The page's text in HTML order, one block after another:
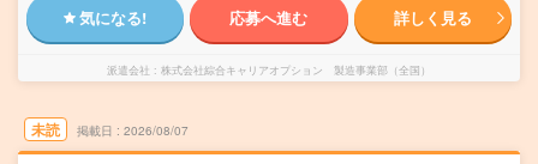
気になる! 応募へ進む 詳しく見る
派遣会社 株式会社綜合キャリアオプション 製造事業部（全国）
未読 掲載日 2026/08/07